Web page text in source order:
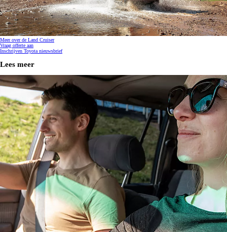
Meer over de Land Cruiser
Vraag offerte aan
Inschrijven Toyota nieuwsbrief
Lees meer